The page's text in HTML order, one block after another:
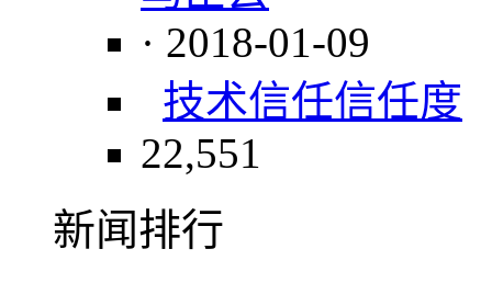
· 2018-01-09
技术信任信任度
22,551
新闻排行